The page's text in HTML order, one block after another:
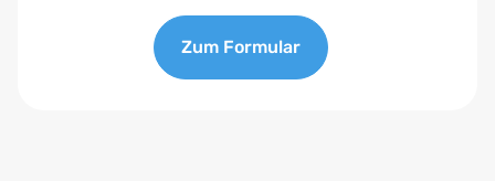
Zum Formular